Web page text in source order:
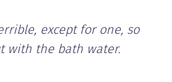
except for one, so
with the bath water.